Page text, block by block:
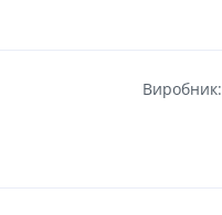
Виробник: